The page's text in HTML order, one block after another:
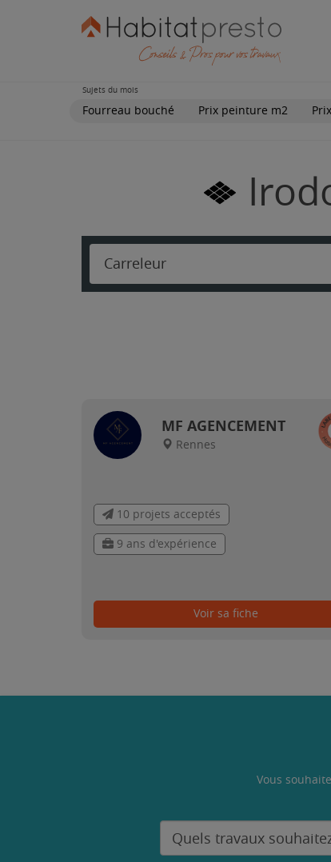
Sujets du mois
Fourreau bouché Prix peinture m2
Carreleur
MF AGENCEMENT
Rennes
10 projets acceptés
9 ans d'expérience
Voir sa fiche
Vous